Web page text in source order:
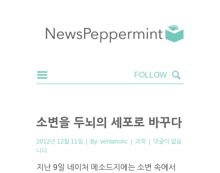
소변을 두뇌의 세포로 바꾸다
2012년 12월 11일 | By: veritaholic | 과학 | 댓글이 없습
니다
지난 9일 네이처 메소드지에는 소변 속에서